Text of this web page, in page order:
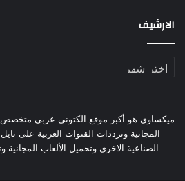
الارشيف
الارشيف
ميكساوى هو أكبر موقع الكتونى عربي متخصص
المجانية وترددات القنوات العربية على
الصناعية الاخرى وتحميل الألعاب